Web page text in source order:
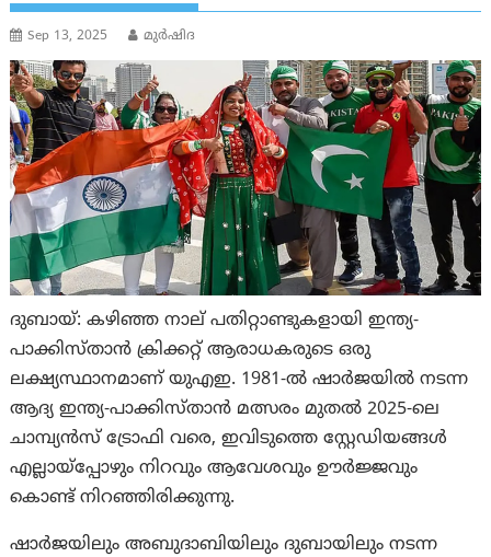
Sep 13, 2025 മുര്‍ഷിദ
ദുബായ്: കഴിഞ്ഞ നാല് പതിറ്റാണ്ടുകളായി ഇന്ത്യ-
പാക്കിസ്താന്‍ ക്രിക്കറ്റ് ആരാധകരുടെ ഒരു
ലക്ഷ്യസ്ഥാനമാണ് യുഎഇ. 1981-ൽ ഷാർജയിൽ നടന്ന
ആദ്യ ഇന്ത്യ-പാക്കിസ്താൻ മത്സരം മുതൽ 2025-ലെ
ചാമ്പ്യൻസ് ട്രോഫി വരെ, ഇവിടുത്തെ സ്റ്റേഡിയങ്ങൾ
എല്ലായ്പ്പോഴും നിറവും ആവേശവും ഊർജ്ജവും
കൊണ്ട് നിറഞ്ഞിരിക്കുന്നു.
ഷാർജയിലും അബുദാബിയിലും ദുബായിലും നടന്ന